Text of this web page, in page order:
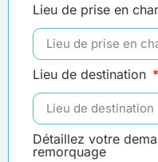
Lieu de prise en
Lieu de destination
Détaillez votre
remorquage